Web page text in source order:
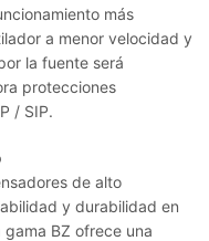
más
a menor velocidad y
la fuente será
protecciones
/ SIP.
de alto
y durabilidad en
BZ ofrece una